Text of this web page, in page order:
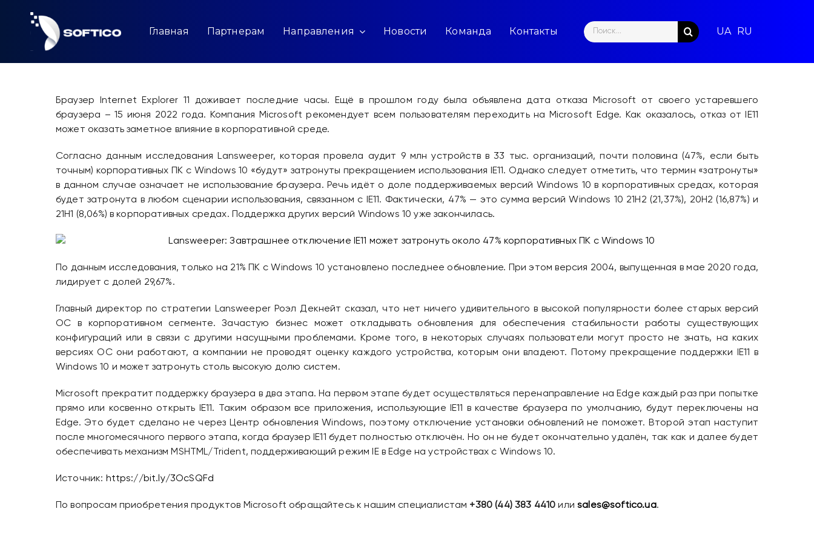
content
Главная Партнерам Направления Новости Команда Контакты
Search
for:
Браузер Internet Explorer 11 доживает последние часы. Ещё в прошлом году была объявлена дата отказа Microsoft от своего устаревшего
браузера – 15 июня 2022 года. Компания Microsoft рекомендует всем пользователям переходить на Microsoft Edge. Как оказалось, отказ от IE11
может оказать заметное влияние в корпоративной среде.
Согласно данным исследования Lansweeper, которая провела аудит 9 млн устройств в 33 тыс. организаций, почти половина (47%, если быть
точным) корпоративных ПК с Windows 10 «будут» затронуты прекращением использования IE11. Однако следует отметить, что термин «затронуты»
в данном случае означает не использование браузера. Речь идёт о доле поддерживаемых версий Windows 10 в корпоративных средах, которая
будет затронута в любом сценарии использования, связанном с IE11. Фактически, 47% — это сумма версий Windows 10 21H2 (21,37%), 20H2 (16,87%) и
21H1 (8,06%) в корпоративных средах. Поддержка других версий Windows 10 уже закончилась.
По данным исследования, только на 21% ПК с Windows 10 установлено последнее обновление. При этом версия 2004, выпущенная в мае 2020 года,
лидирует с долей 29,67%.
Главный директор по стратегии Lansweeper Роэл Декнейт сказал, что нет ничего удивительного в высокой популярности более старых версий
ОС в корпоративном сегменте. Зачастую бизнес может откладывать обновления для обеспечения стабильности работы существующих
конфигураций или в связи с другими насущными проблемами. Кроме того, в некоторых случаях пользователи могут просто не знать, на каких
версиях ОС они работают, а компании не проводят оценку каждого устройства, которым они владеют. Потому прекращение поддержки IE11 в
Windows 10 и может затронуть столь высокую долю систем.
Microsoft прекратит поддержку браузера в два этапа. На первом этапе будет осуществляться перенаправление на Edge каждый раз при попытке
прямо или косвенно открыть IE11. Таким образом все приложения, использующие IE11 в качестве браузера по умолчанию, будут переключены на
Edge. Это будет сделано не через Центр обновления Windows, поэтому отключение установки обновлений не поможет. Второй этап наступит
после многомесячного первого этапа, когда браузер IE11 будет полностью отключён. Но он не будет окончательно удалён, так как и далее будет
обеспечивать механизм MSHTML/Trident, поддерживающий режим IE в Edge на устройствах с Windows 10.
Источник: https://bit.ly/3OcSQFd
По вопросам приобретения продуктов Microsoft обращайтесь к нашим специалистам +380 (44) 383 4410 илиsales@softico.ua.